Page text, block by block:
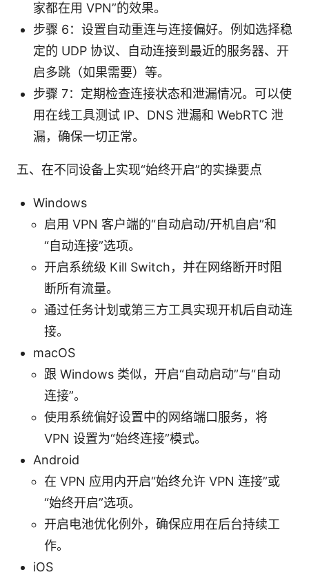
家都在用 VPN”的效果。
步骤 6：设置自动重连与连接偏好。例如选择稳
定的 UDP 协议、自动连接到最近的服务器、开
启多跳（如果需要）等。
步骤 7：定期检查连接状态和泄漏情况。可以使
用在线工具测试 IP、DNS 泄漏和 WebRTC 泄
漏，确保一切正常。
五、在不同设备上实现“始终开启”的实操要点
Windows
启用 VPN 客户端的“自动启动/开机自启”和
“自动连接”选项。
开启系统级 Kill Switch，并在网络断开时阻
断所有流量。
通过任务计划或第三方工具实现开机后自动连
接。
macOS
跟 Windows 类似，开启“自动启动”与“自动
连接”。
使用系统偏好设置中的网络端口服务，将
VPN 设置为“始终连接”模式。
Android
在 VPN 应用内开启“始终允许 VPN 连接”或
“始终开启”选项。
开启电池优化例外，确保应用在后台持续工
作。
iOS